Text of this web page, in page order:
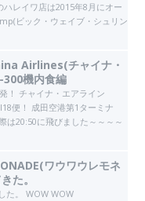
ハレイワ店は2015年8月にオー
ビック・ウェイブ・シュリン
Airlines(チャイナ・
300機内食編
！ チャイナ・エアライン
便！ 成田空港第1ターミナ
20:50に飛びました～～～～
ワウワウレモネ
た。
た。 WOW WOW